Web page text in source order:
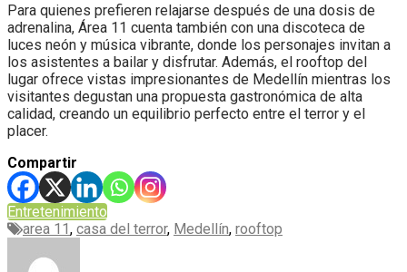
Para quienes prefieren relajarse después de una dosis de
adrenalina, Área 11 cuenta también con una discoteca de
luces neón y música vibrante, donde los personajes invitan a
los asistentes a bailar y disfrutar. Además, el rooftop del
lugar ofrece vistas impresionantes de Medellín mientras los
visitantes degustan una propuesta gastronómica de alta
calidad, creando un equilibrio perfecto entre el terror y el
placer.
Compartir
Entretenimiento
area 11, casa del terror, Medellín, rooftop